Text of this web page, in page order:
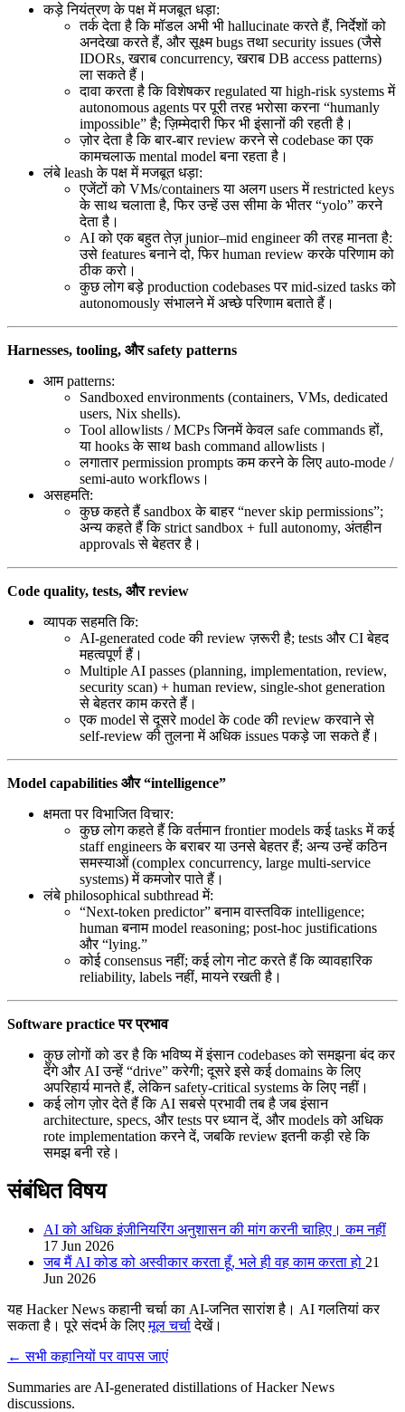
कड़े नियंत्रण के पक्ष में मजबूत धड़ा:
तर्क देता है कि मॉडल अभी भी hallucinate करते हैं, निर्देशों को
अनदेखा करते हैं, और सूक्ष्म bugs तथा security issues (जैसे
IDORs, खराब concurrency, खराब DB access patterns)
ला सकते हैं।
दावा करता है कि विशेषकर regulated या high-risk systems में
autonomous agents पर पूरी तरह भरोसा करना “humanly
impossible” है; ज़िम्मेदारी फिर भी इंसानों की रहती है।
ज़ोर देता है कि बार-बार review करने से codebase का एक
कामचलाऊ mental model बना रहता है।
लंबे leash के पक्ष में मजबूत धड़ा:
एजेंटों को VMs/containers या अलग users में restricted keys
के साथ चलाता है, फिर उन्हें उस सीमा के भीतर “yolo” करने
देता है।
AI को एक बहुत तेज़ junior–mid engineer की तरह मानता है:
उसे features बनाने दो, फिर human review करके परिणाम को
ठीक करो।
कुछ लोग बड़े production codebases पर mid-sized tasks को
autonomously संभालने में अच्छे परिणाम बताते हैं।
Harnesses, tooling, और safety patterns
आम patterns:
Sandboxed environments (containers, VMs, dedicated
users, Nix shells).
Tool allowlists / MCPs जिनमें केवल safe commands हों,
या hooks के साथ bash command allowlists।
लगातार permission prompts कम करने के लिए auto-mode /
semi-auto workflows।
असहमति:
कुछ कहते हैं sandbox के बाहर “never skip permissions”;
अन्य कहते हैं कि strict sandbox + full autonomy, अंतहीन
approvals से बेहतर है।
Code quality, tests, और review
व्यापक सहमति कि:
AI-generated code की review ज़रूरी है; tests और CI बेहद
महत्वपूर्ण हैं।
Multiple AI passes (planning, implementation, review,
security scan) + human review, single-shot generation
से बेहतर काम करते हैं।
एक model से दूसरे model के code की review करवाने से
self-review की तुलना में अधिक issues पकड़े जा सकते हैं।
Model capabilities और “intelligence”
क्षमता पर विभाजित विचार:
कुछ लोग कहते हैं कि वर्तमान frontier models कई tasks में कई
staff engineers के बराबर या उनसे बेहतर हैं; अन्य उन्हें कठिन
समस्याओं (complex concurrency, large multi-service
systems) में कमजोर पाते हैं।
लंबे philosophical subthread में:
“Next-token predictor” बनाम वास्तविक intelligence;
human बनाम model reasoning; post-hoc justifications
और “lying.”
कोई consensus नहीं; कई लोग नोट करते हैं कि व्यावहारिक
reliability, labels नहीं, मायने रखती है।
Software practice पर प्रभाव
कुछ लोगों को डर है कि भविष्य में इंसान codebases को समझना बंद कर
देंगे और AI उन्हें “drive” करेगी; दूसरे इसे कई domains के लिए
अपरिहार्य मानते हैं, लेकिन safety-critical systems के लिए नहीं।
कई लोग ज़ोर देते हैं कि AI सबसे प्रभावी तब है जब इंसान
architecture, specs, और tests पर ध्यान दें, और models को अधिक
rote implementation करने दें, जबकि review इतनी कड़ी रहे कि
समझ बनी रहे।
संबंधित विषय
AI को अधिक इंजीनियरिंग अनुशासन की मांग करनी चाहिए। कम नहीं
17 Jun 2026
जब मैं AI कोड को अस्वीकार करता हूँ, भले ही वह काम करता हो 21
Jun 2026
यह Hacker News कहानी चर्चा का AI-जनित सारांश है। AI गलतियां कर
सकता है। पूरे संदर्भ के लिएमूल चर्चादेखें।
← सभी कहानियों पर वापस जाएं
Summaries are AI-generated distillations of Hacker News
discussions.